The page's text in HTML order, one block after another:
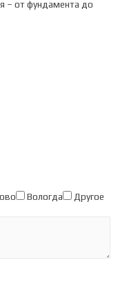
– от фундамента до
Вологда
Другое